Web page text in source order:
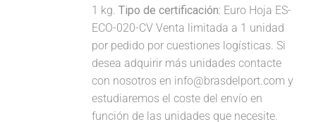
1 kg.Tipo de certificación: Euro Hoja ES-
ECO-020-CV Venta limitada a 1 unidad
por pedido por cuestiones logísticas. Si
desea adquirir más unidades contacte
con nosotros en info@brasdelport.com y
estudiaremos el coste del envío en
función de las unidades que necesite.